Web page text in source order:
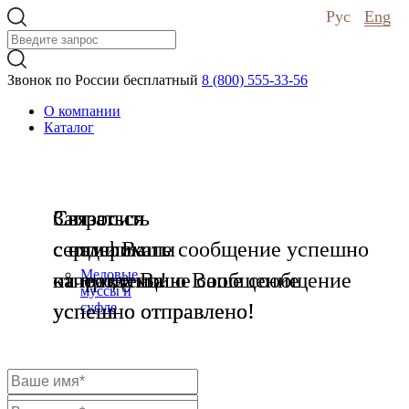
Связаться
с нами Ваше сообщение успешно
отправлено!
Запросить
сертификаты
на продукцию Ваше сообщение
успешно отправлено!
Связаться
с отделом
качества Ваше сообщение
успешно отправлено!
Звонок по России бесплатный 8 (800) 555-33-56
Рус Eng
О компании
Каталог
Медовые
муссы и
суфле